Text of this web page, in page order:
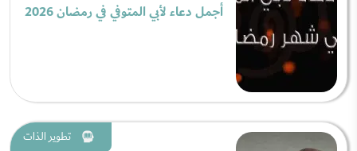
أجمل دعاء لأبي المتوفي في رمضان 2026
تطوير الذات